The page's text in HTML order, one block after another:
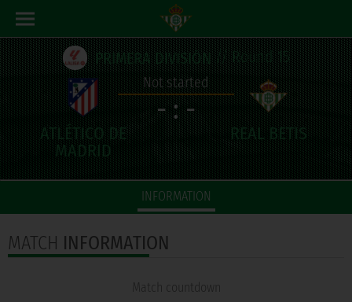
PRIMERA DIVISIÓN// Round 15
Not started
- : -
INFORMATION
MATCH INFORMATION
Match countdown